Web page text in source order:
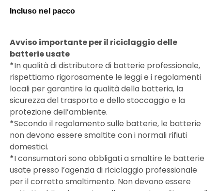
Incluso nel pacco
Avviso importante per il riciclaggio delle
batterie usate
*In qualità di distributore di batterie professionale,
rispettiamo rigorosamente le leggi e i regolamenti
locali per garantire la qualità della batteria, la
sicurezza del trasporto e dello stoccaggio e la
protezione dell’ambiente.
*Secondo il regolamento sulle batterie, le batterie
non devono essere smaltite con i normali rifiuti
domestici.
*I consumatori sono obbligati a smaltire le batterie
usate presso l’agenzia di riciclaggio professionale
per il corretto smaltimento. Non devono essere